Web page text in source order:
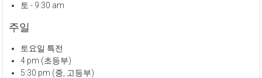
토 - 9:30 am
주일
토요일 특전
4 pm (초등부)
5:30 pm (중, 고등부)